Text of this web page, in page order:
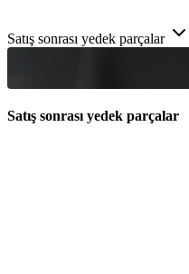
Satış sonrası yedek parçalar
Satış sonrası yedek parçalar